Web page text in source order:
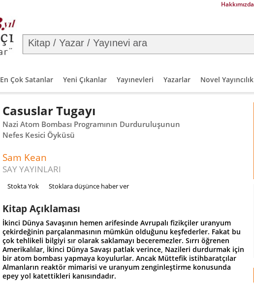
Hakkımızda
En Çok Satanlar Yeni Çıkanlar Yayınevleri Yazarlar Novel Yayıncılık
Casuslar Tugayı
Nazi Atom Bombası Programının Durduruluşunun
Nefes Kesici Öyküsü
Sam Kean
SAY YAYINLARI
Stokta Yok Stoklara düşünce haber ver
Kitap Açıklaması
İkinci Dünya Savaşının hemen arifesinde Avrupalı fizikçiler uranyum
çekirdeğinin parçalanmasının mümkün olduğunu keşfederler. Fakat bu
çok tehlikeli bilgiyi sır olarak saklamayı beceremezler. Sırrı öğrenen
Amerikalılar, İkinci Dünya Savaşı patlak verince, Nazileri durdurmak için
bir atom bombası yapmaya koyulurlar. Ancak Müttefik istihbaratçılar
Almanların reaktör mimarisi ve uranyum zenginleştirme konusunda
epey yol katettikleri kanısındadır.